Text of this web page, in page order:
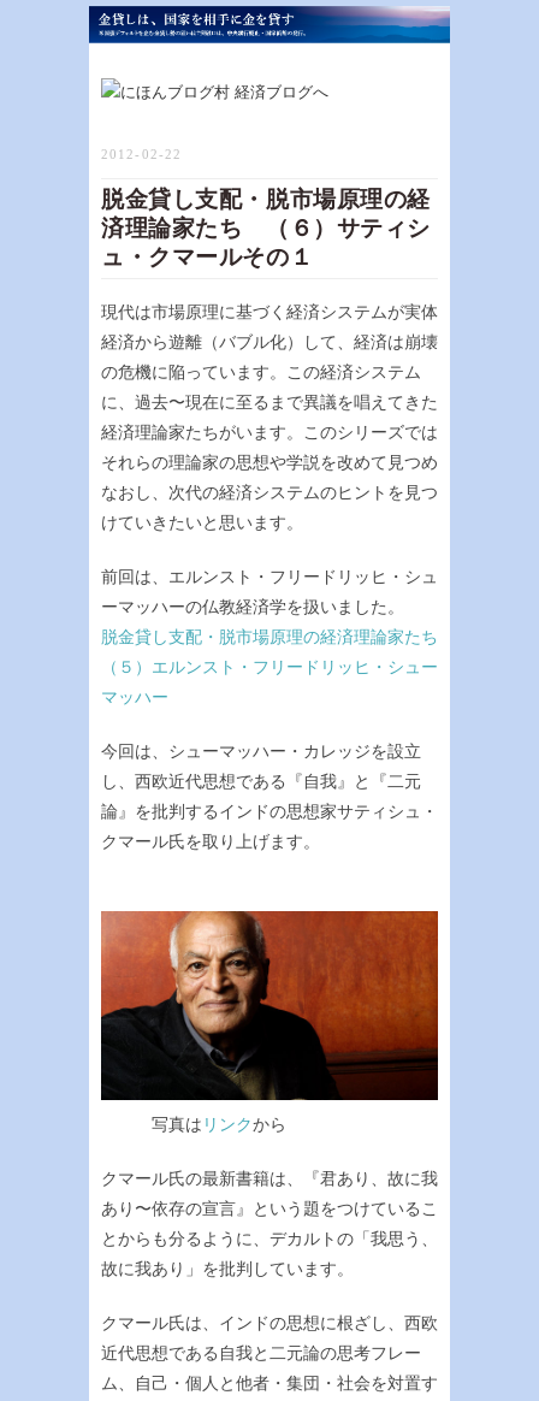
2012-02-22
脱金貸し支配・脱市場原理の経
済理論家たち （６）サティシ
ュ・クマールその１
現代は市場原理に基づく経済システムが実体
経済から遊離（バブル化）して、経済は崩壊
の危機に陥っています。この経済システム
に、過去〜現在に至るまで異議を唱えてきた
経済理論家たちがいます。このシリーズでは
それらの理論家の思想や学説を改めて見つめ
なおし、次代の経済システムのヒントを見つ
けていきたいと思います。
前回は、エルンスト・フリードリッヒ・シュ
ーマッハーの仏教経済学を扱いました。
脱金貸し支配・脱市場原理の経済理論家たち
（５）エルンスト・フリードリッヒ・シュー
マッハー
今回は、シューマッハー・カレッジを設立
し、西欧近代思想である『自我』と『二元
論』を批判するインドの思想家サティシュ・
クマール氏を取り上げます。
写真は リンクから
クマール氏の最新書籍は、『君あり、故に我
あり〜依存の宣言』という題をつけているこ
とからも分るように、デカルトの「我思う、
故に我あり」を批判しています。
クマール氏は、インドの思想に根ざし、西欧
近代思想である自我と二元論の思考フレー
ム、自己・個人と他者・集団・社会を対置す